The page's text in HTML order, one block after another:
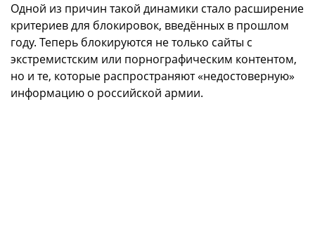
Одной из причин такой динамики стало расширение
критериев для блокировок, введённых в прошлом
году. Теперь блокируются не только сайты с
экстремистским или порнографическим контентом,
но и те, которые распространяют «недостоверную»
информацию о российской армии.